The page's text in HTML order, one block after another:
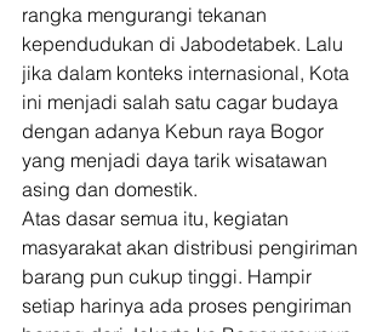
rangka mengurangi tekanan
kependudukan di Jabodetabek. Lalu
jika dalam konteks internasional, Kota
ini menjadi salah satu cagar budaya
dengan adanya Kebun raya Bogor
yang menjadi daya tarik wisatawan
asing dan domestik.
Atas dasar semua itu, kegiatan
masyarakat akan distribusi pengiriman
barang pun cukup tinggi. Hampir
setiap harinya ada proses pengiriman